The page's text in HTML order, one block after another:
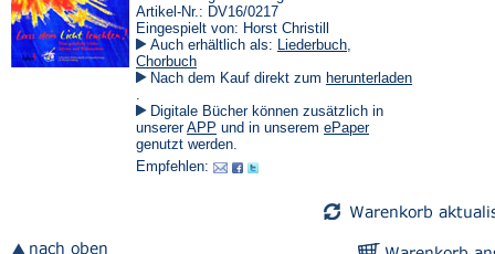
Artikel-Nr.: DV16/0217
Eingespielt von: Horst Christill
Auch erhältlich als: Liederbuch,
Chorbuch
Nach dem Kauf direkt zum herunterladen
in
einem
neuen
Tab)
.
Digitale Bücher können zusätzlich in
unsererAPP (Öffnet
in
neuen
und in unserem ePaper(Öffnet
genutzt werden.
Empfehlen: